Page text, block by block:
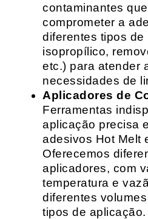
contaminantes
comprometer a
diferentes tipos de
isopropílico,
etc.) para atender
necessidades de
Aplicadores de
Ferramentas
aplicação precisa
adesivos Hot Melt
Oferecemos
aplicadores, com
temperatura e
diferentes
tipos de aplicação.